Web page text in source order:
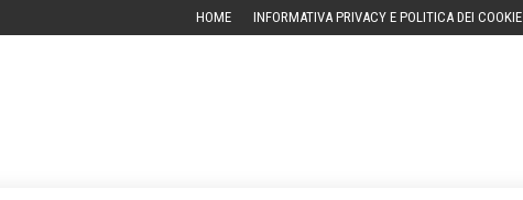
HOME INFORMATIVA PRIVACY E POLITICA DEI COOKIE